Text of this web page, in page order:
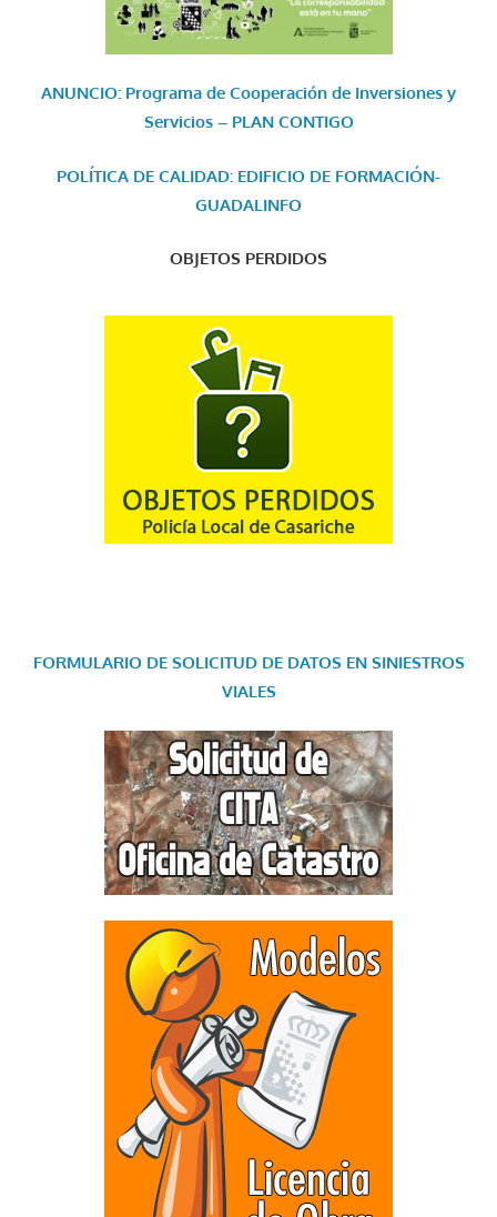
ANUNCIO: Programa de Cooperación de Inversiones y
Servicios – PLAN CONTIGO
POLÍTICA DE CALIDAD: EDIFICIO DE FORMACIÓN-
GUADALINFO
OBJETOS PERDIDOS
FORMULARIO DE SOLICITUD DE DATOS EN SINIESTROS
VIALES